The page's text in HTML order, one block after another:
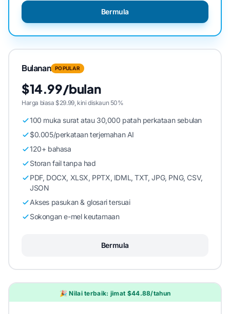
Bermula
Bulanan POPULAR
$14.99/bulan
Harga biasa $29.99, kini diskaun 50%
100 muka surat atau 30,000 patah perkataan sebulan
$0.005/perkataan terjemahan AI
120+ bahasa
Storan fail tanpa had
PDF, DOCX, XLSX, PPTX, IDML, TXT, JPG, PNG, CSV,
JSON
Akses pasukan & glosari tersuai
Sokongan e-mel keutamaan
Bermula
🎉 Nilai terbaik: jimat $44.88/tahun